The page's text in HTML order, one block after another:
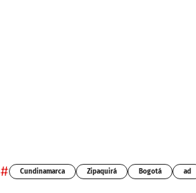
# Cundinamarca Zipaquirá Bogotá ad